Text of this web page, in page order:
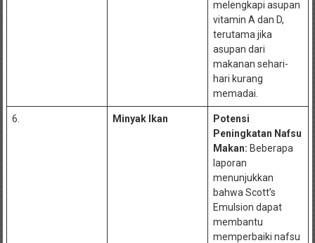
melengkapi asupan
vitamin A dan D,
terutama jika
asupan dari
makanan sehari-
hari kurang
memadai.
6. Minyak Ikan
Potensi
Peningkatan Nafsu
Makan: Beberapa
laporan
menunjukkan
bahwa Scott’s
Emulsion dapat
membantu
memperbaiki nafsu